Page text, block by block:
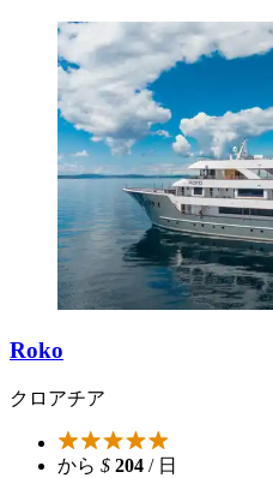
Roko
クロアチア
から $ 204 / 日